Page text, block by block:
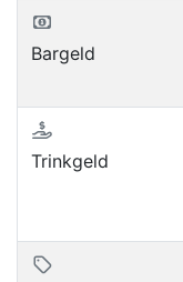
Bargeld
Trinkgeld